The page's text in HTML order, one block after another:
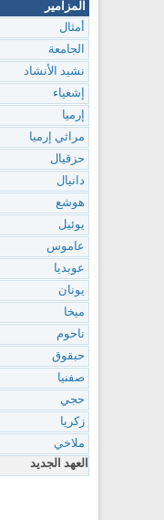
المزامير
أمثال
الجامعة
نشيد الأنشاد
إشعياء
إرميا
مراثي إرميا
حزقيال
دانيال
هوشع
يوئيل
عاموس
عوبديا
يونان
ميخا
ناحوم
حبقوق
صفنيا
حجي
زكريا
ملاخي
العهد الجديد